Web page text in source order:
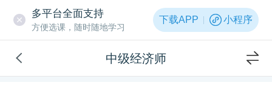
多平台全面支持
方便选课，随时随地学习
下载APP 小程序
中级经济师